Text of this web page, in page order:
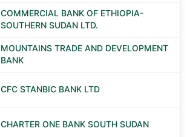
COMMERCIAL BANK OF ETHIOPIA-
SOUTHERN SUDAN LTD.
MOUNTAINS TRADE AND DEVELOPMENT
BANK
CFC STANBIC BANK LTD
CHARTER ONE BANK SOUTH SUDAN